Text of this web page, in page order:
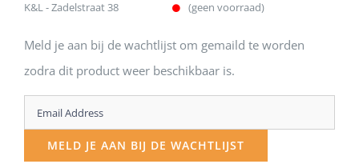
K&L - Zadelstraat 38 (geen voorraad)
Meld je aan bij de wachtlijst om gemaild te worden
zodra dit product weer beschikbaar is.
Enter
your
email
MELD JE AAN BIJ DE WACHTLIJST